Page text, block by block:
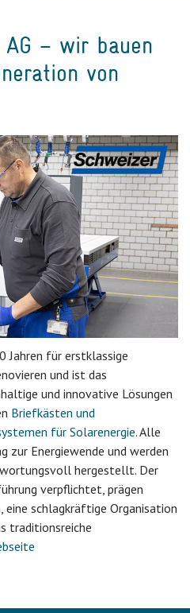
– wir bauen
von
Jahren für erstklassige
und ist das
und innovative Lösungen
Briefkästen und
für Solarenergie. Alle
zur Energiewende und werden
hergestellt. Der
verpflichtet, prägen
eine schlagkräftige Organisation
traditionsreiche